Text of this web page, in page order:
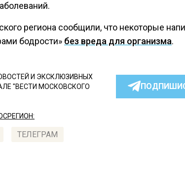
региона сообщили, что некоторые
бодрости» без вреда для организма.
И ЭКСКЛЮЗИВНЫХ
"ВЕСТИ МОСКОВСКОГО
ТЕЛЕГРАМ